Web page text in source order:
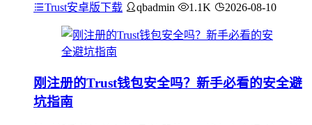
Trust安卓版下载 qbadmin 1.1K 2026-08-10
刚注册的Trust钱包安全吗？新手必看的安全避
坑指南